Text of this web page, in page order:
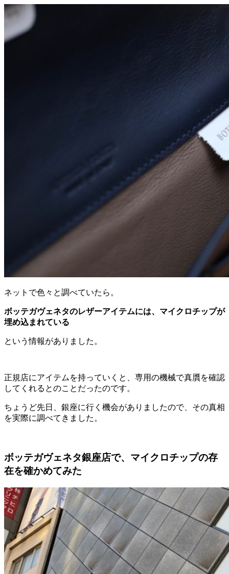
ネットで色々と調べていたら。
ボッテガヴェネタのレザーアイテムには、マイクロチップが
埋め込まれている
という情報がありました。
正規店にアイテムを持っていくと、専用の機械で真贋を確認
してくれるとのことだったのです。
ちょうど先日、銀座に行く機会がありましたので、その真相
を実際に調べてきました。
ボッテガヴェネタ銀座店で、マイクロチップの存
在を確かめてみた